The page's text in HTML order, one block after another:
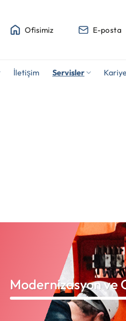
Ofisimiz E-posta
İletişim Servisler
Modernizasyon ve